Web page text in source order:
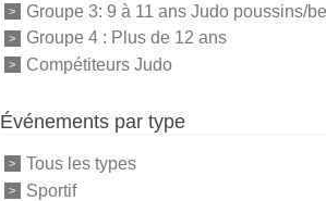
Groupe 3: 9 à 11 ans Judo poussins/
Groupe 4 : Plus de 12 ans
Compétiteurs Judo
Événements par type
Tous les types
Sportif